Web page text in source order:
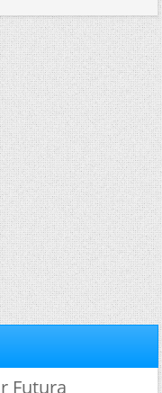
Futura